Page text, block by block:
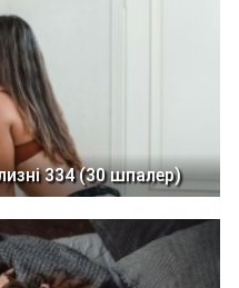
334 (30 шпалер)